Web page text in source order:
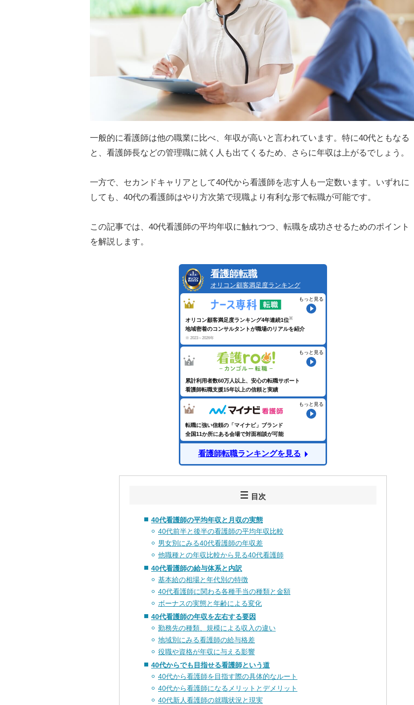
一般的に看護師は他の職業に比べ、年収が高いと言われています。特に40代ともなる
と、看護師長などの管理職に就く人も出てくるため、さらに年収は上がるでしょう。
一方で、セカンドキャリアとして40代から看護師を志す人も一定数います。いずれに
しても、40代の看護師はやり方次第で現職より有利な形で転職が可能です。
この記事では、40代看護師の平均年収に触れつつ、転職を成功させるためのポイント
を解説します。
看護師転職
オリコン顧客満足度ランキング
もっと見る
オリコン顧客満足度ランキング4年連続1位
地域密着のコンサルタントが職場のリアルを紹介
※ 2023～2026年
もっと見る
累計利用者数60万人以上、安心の転職サポート
看護師転職支援15年以上の信頼と実績
もっと見る
転職に強い信頼の「マイナビ」ブランド
全国11か所にある会場で対面相談が可能
看護師転職ランキングを見る
目次
40代看護師の平均年収と月収の実態
40代前半と後半の看護師の平均年収比較
男女別にみる40代看護師の年収差
他職種との年収比較から見る40代看護師
40代看護師の給与体系と内訳
基本給の相場と年代別の特徴
40代看護師に関わる各種手当の種類と金額
ボーナスの実態と年齢による変化
40代看護師の年収を左右する要因
勤務先の種類、規模による収入の違い
地域別にみる看護師の給与格差
役職や資格が年収に与える影響
40代からでも目指せる看護師という道
40代から看護師を目指す際の具体的なルート
40代から看護師になるメリットとデメリット
40代新人看護師の就職状況と現実